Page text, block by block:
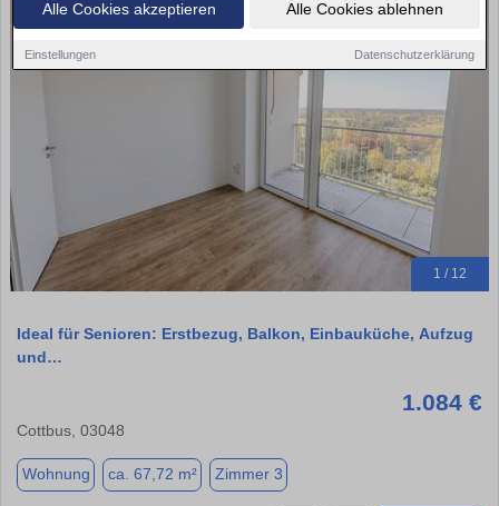
Alle Cookies akzeptieren Alle Cookies ablehnen
Einstellungen Datenschutzerklärung
1 / 12
Ideal für Senioren: Erstbezug, Balkon, Einbauküche, Aufzug
und…
1.084 €
Cottbus, 03048
Wohnung ca. 67,72 m² Zimmer 3